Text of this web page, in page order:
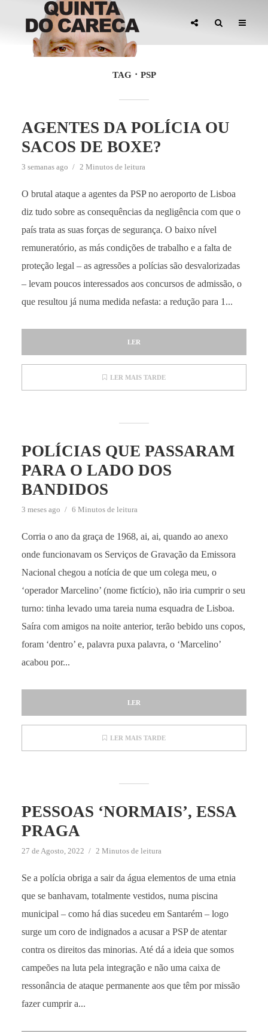
TAG PSP
AGENTES DA POLÍCIA OU
SACOS DE BOXE?
3 semanas ago 2 Minutos de leitura
O brutal ataque a agentes da PSP no aeroporto de Lisboa
diz tudo sobre as consequências da negligência com que o
país trata as suas forças de segurança. O baixo nível
remuneratório, as más condições de trabalho e a falta de
proteção legal – as agressões a polícias são desvalorizadas
– levam poucos interessados aos concursos de admissão, o
que resultou já numa medida nefasta: a redução para 1...
LER
LER MAIS TARDE
POLÍCIAS QUE PASSARAM
PARA O LADO DOS
BANDIDOS
3 meses ago 6 Minutos de leitura
Corria o ano da graça de 1968, ai, ai, quando ao anexo
onde funcionavam os Serviços de Gravação da Emissora
Nacional chegou a notícia de que um colega meu, o
‘operador Marcelino’ (nome fictício), não iria cumprir o seu
turno: tinha levado uma tareia numa esquadra de Lisboa.
Saíra com amigos na noite anterior, terão bebido uns copos,
foram ‘dentro’ e, palavra puxa palavra, o ‘Marcelino’
acabou por...
LER
LER MAIS TARDE
PESSOAS ‘NORMAIS’, ESSA
PRAGA
27 de Agosto, 2022 2 Minutos de leitura
Se a polícia obriga a sair da água elementos de uma etnia
que se banhavam, totalmente vestidos, numa piscina
municipal – como há dias sucedeu em Santarém – logo
surge um coro de indignados a acusar a PSP de atentar
contra os direitos das minorias. Até dá a ideia que somos
campeões na luta pela integração e não uma caixa de
ressonância de ataque permanente aos que têm por missão
fazer cumprir a...